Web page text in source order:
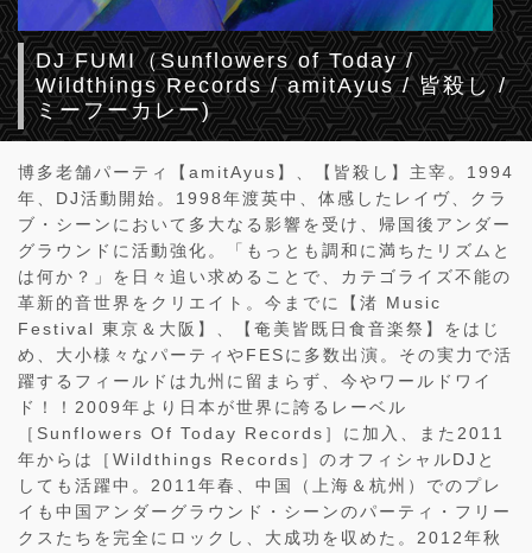
DJ FUMI（Sunflowers of Today /
Wildthings Records / amitAyus / 皆殺し /
ミーフーカレー)
博多老舗パーティ【amitAyus】、【皆殺し】主宰。1994
年、DJ活動開始。1998年渡英中、体感したレイヴ、クラ
ブ・シーンにおいて多大なる影響を受け、帰国後アンダー
グラウンドに活動強化。「もっとも調和に満ちたリズムと
は何か？」を日々追い求めることで、カテゴライズ不能の
革新的音世界をクリエイト。今までに【渚 Music
Festival 東京＆大阪】、【奄美皆既日食音楽祭】をはじ
め、大小様々なパーティやFESに多数出演。その実力で活
躍するフィールドは九州に留まらず、今やワールドワイ
ド！！2009年より日本が世界に誇るレーベル
［Sunflowers Of Today Records］に加入、また2011
年からは［Wildthings Records］のオフィシャルDJと
しても活躍中。2011年春、中国（上海＆杭州）でのプレ
イも中国アンダーグラウンド・シーンのパーティ・フリー
クスたちを完全にロックし、大成功を収めた。2012年秋